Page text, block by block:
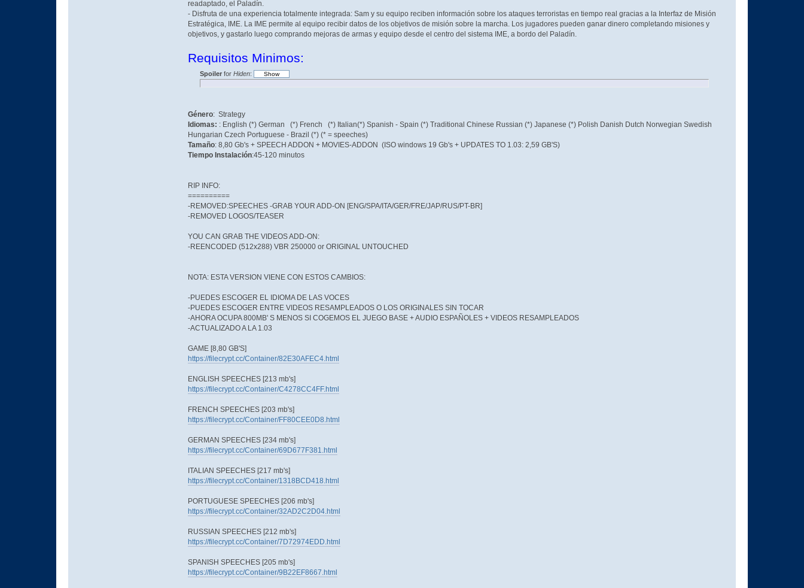
readaptado, el Paladín.
- Disfruta de una experiencia totalmente integrada: Sam y su equipo reciben información sobre los ataques terroristas en tiempo real gracias a la Interfaz de Misión
Estratégica, IME. La IME permite al equipo recibir datos de los objetivos de misión sobre la marcha. Los jugadores pueden ganar dinero completando misiones y
objetivos, y gastarlo luego comprando mejoras de armas y equipo desde el centro del sistema IME, a bordo del Paladín.
Requisitos Minimos:
Spoilerfor Hiden:
Género: Strategy
Idiomas: : English (*) German (*) French (*) Italian(*) Spanish - Spain (*) Traditional Chinese Russian (*) Japanese (*) Polish Danish Dutch Norwegian Swedish
Hungarian Czech Portuguese - Brazil (*) (* = speeches)
Tamaño: 8,80 Gb's + SPEECH ADDON + MOVIES-ADDON (ISO windows 19 Gb's + UPDATES TO 1.03: 2,59 GB'S)
Tiempo Instalación:45-120 minutos
RIP INFO:
==========
-REMOVED:SPEECHES -GRAB YOUR ADD-ON [ENG/SPA/ITA/GER/FRE/JAP/RUS/PT-BR]
-REMOVED LOGOS/TEASER
YOU CAN GRAB THE VIDEOS ADD-ON:
-REENCODED (512x288) VBR 250000 or ORIGINAL UNTOUCHED
NOTA: ESTA VERSION VIENE CON ESTOS CAMBIOS:
-PUEDES ESCOGER EL IDIOMA DE LAS VOCES
-PUEDES ESCOGER ENTRE VIDEOS RESAMPLEADOS O LOS ORIGINALES SIN TOCAR
-AHORA OCUPA 800MB' S MENOS SI COGEMOS EL JUEGO BASE + AUDIO ESPAÑOLES + VIDEOS RESAMPLEADOS
-ACTUALIZADO A LA 1.03
GAME [8,80 GB'S]
https://filecrypt.cc/Container/82E30AFEC4.html
ENGLISH SPEECHES [213 mb's]
https://filecrypt.cc/Container/C4278CC4FF.html
FRENCH SPEECHES [203 mb's]
https://filecrypt.cc/Container/FF80CEE0D8.html
GERMAN SPEECHES [234 mb's]
https://filecrypt.cc/Container/69D677F381.html
ITALIAN SPEECHES [217 mb's]
https://filecrypt.cc/Container/1318BCD418.html
PORTUGUESE SPEECHES [206 mb's]
https://filecrypt.cc/Container/32AD2C2D04.html
RUSSIAN SPEECHES [212 mb's]
https://filecrypt.cc/Container/7D72974EDD.html
SPANISH SPEECHES [205 mb's]
https://filecrypt.cc/Container/9B22EF8667.html